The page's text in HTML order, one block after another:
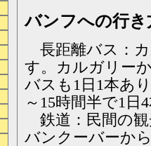
バンフへの行き
長距離バス：カ
す。カルガリー
バスも1日1本あ
～15時間半で1
鉄道：民間の観
バンクーバーか